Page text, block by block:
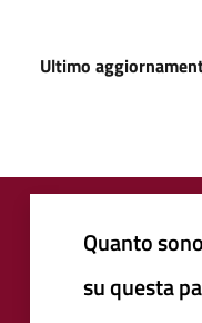
Ultimo
Quanto
su questa